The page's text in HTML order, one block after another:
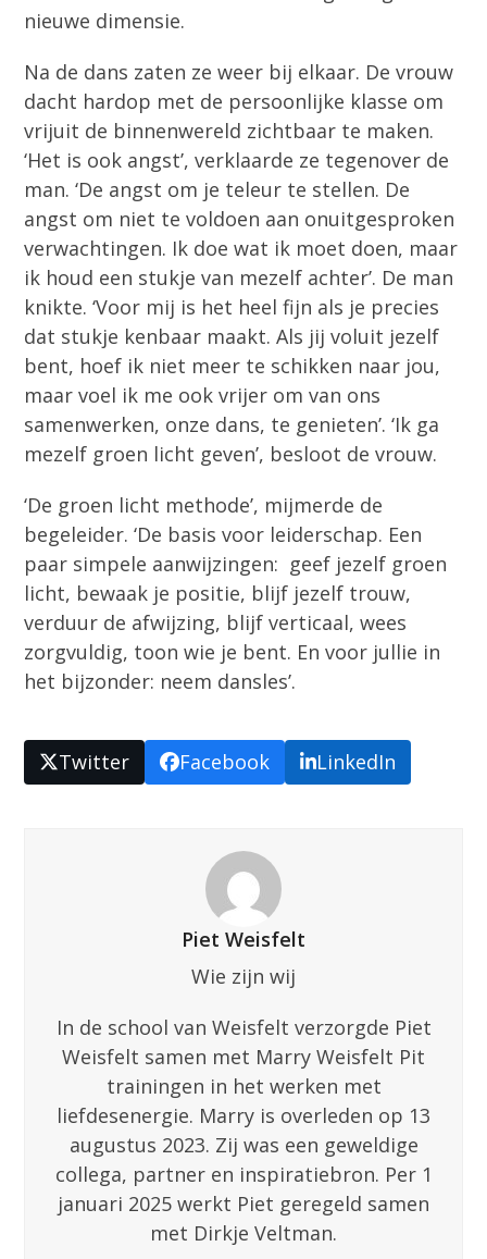
nieuwe dimensie.
Na de dans zaten ze weer bij elkaar. De vrouw
dacht hardop met de persoonlijke klasse om
vrijuit de binnenwereld zichtbaar te maken.
‘Het is ook angst’, verklaarde ze tegenover de
man. ‘De angst om je teleur te stellen. De
angst om niet te voldoen aan onuitgesproken
verwachtingen. Ik doe wat ik moet doen, maar
ik houd een stukje van mezelf achter’. De man
knikte. ‘Voor mij is het heel fijn als je precies
dat stukje kenbaar maakt. Als jij voluit jezelf
bent, hoef ik niet meer te schikken naar jou,
maar voel ik me ook vrijer om van ons
samenwerken, onze dans, te genieten’. ‘Ik ga
mezelf groen licht geven’, besloot de vrouw.
‘De groen licht methode’, mijmerde de
begeleider. ‘De basis voor leiderschap. Een
paar simpele aanwijzingen: geef jezelf groen
licht, bewaak je positie, blijf jezelf trouw,
verduur de afwijzing, blijf verticaal, wees
zorgvuldig, toon wie je bent. En voor jullie in
het bijzonder: neem dansles’.
Twitter Facebook LinkedIn
Piet Weisfelt
Wie zijn wij
In de school van Weisfelt verzorgde Piet
Weisfelt samen met Marry Weisfelt Pit
trainingen in het werken met
liefdesenergie. Marry is overleden op 13
augustus 2023. Zij was een geweldige
collega, partner en inspiratiebron. Per 1
januari 2025 werkt Piet geregeld samen
met Dirkje Veltman.